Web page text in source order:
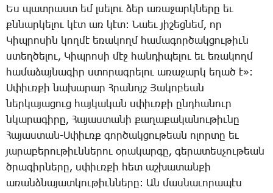
Ես պատ­րաստ եմ լսե­լու ձեր ա­ռա­ջարկ­նե­րը եւ
քննար­կե­լու կէտ առ կէտ: ­Նաեւ յի­շեց­նեմ, որ
­Կիպ­րո­սին կող­մէ ե­ռա­կողմ հա­մա­գոր­ծակ­ցու­թիւն
ստեղ­ծե­լու, ­Կիպ­րո­սի մէջ հան­դի­պե­լու եւ ե­ռա­կողմ
հա­մա­ձայ­նա­գիր ստո­րագ­րե­լու ա­ռա­ջարկ ե­ղած է»:
Ս­փիւռ­քի նա­խա­րար Հ­րա­նոյշ ­Յա­կո­բեան
ներ­կա­յա­ցուց հայ­կա­կան սփիւռ­քի ընդ­հա­նուր
նկա­րա­գի­րը, ­Հա­յաս­տա­նի քա­ղա­քա­կա­նու­թիւ­նը
­Հա­յաս­տան-Ս­փիւռք գոր­ծակ­ցու­թեան ո­լոր­տը եւ
յա­րա­բե­րու­թիւն­նե­րու օ­րա­կար­գը, գե­րա­տես­չու­թեան
ծրա­գիր­նե­րը, սփիւռ­քի հետ աշ­խա­տան­քի
ա­ռանձ­նա­յատ­կու­թիւն­նե­րը: Ան մաս­նա­ւո­րա­պէս